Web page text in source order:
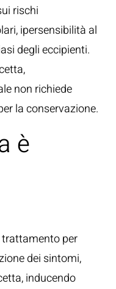
rischi
ipersensibilità al
degli eccipienti.
non richiede
la conservazione.
è
per
dei sintomi,
inducendo